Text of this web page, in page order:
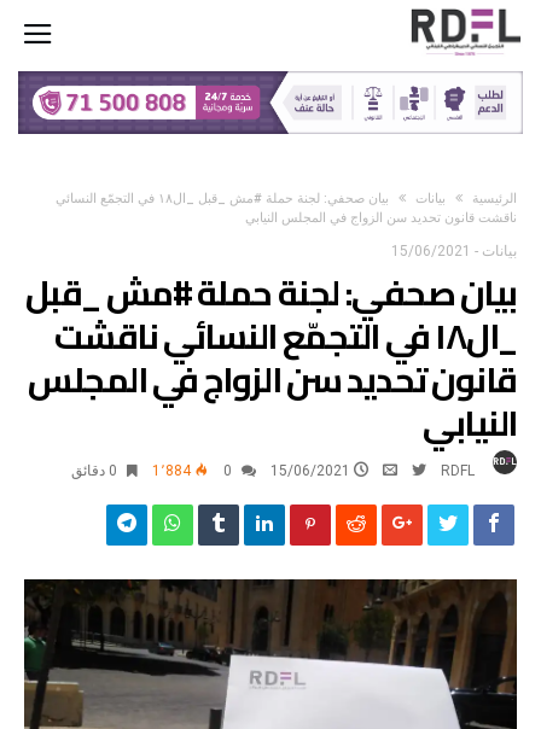
‫الرئيسية‬ بيانات
بيان صحفي: لجنة حملة #مش _قبل _ال١٨ في التجمّع النسائي
ناقشت قانون تحديد سن الزواج في المجلس النيابي
بيانات -
15/06/2021
بيان صحفي: لجنة حملة #مش _قبل
_ال١٨ في التجمّع النسائي ناقشت
قانون تحديد سن الزواج في المجلس
النيابي
RDFL
15/06/2021 1٬884 0 ‫دقائق‬